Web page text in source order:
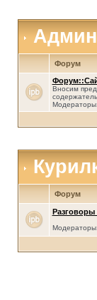
Форум
Вносим
Модераторы:
Форум
Разговоры
Модераторы: